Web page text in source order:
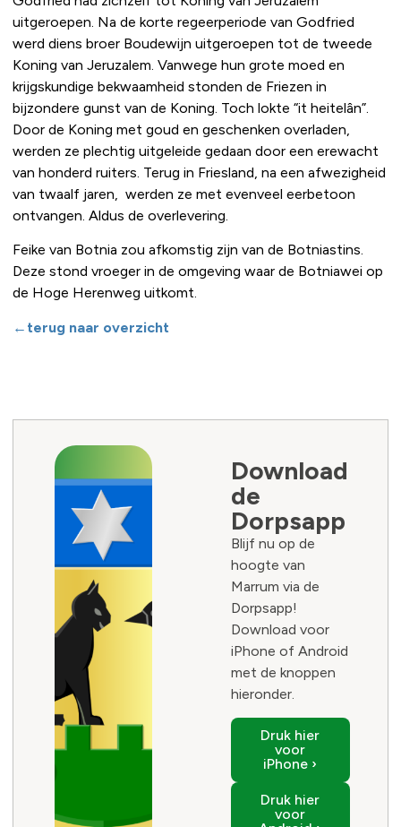
uitgeroepen. Na de korte regeerperiode van Godfried
werd diens broer Boudewijn uitgeroepen tot de tweede
Koning van Jeruzalem. Vanwege hun grote moed en
krijgskundige bekwaamheid stonden de Friezen in
bijzondere gunst van de Koning. Toch lokte “it heitelân”.
Door de Koning met goud en geschenken overladen,
werden ze plechtig uitgeleide gedaan door een erewacht
van honderd ruiters. Terug in Friesland, na een afwezigheid
van twaalf jaren, werden ze met evenveel eerbetoon
ontvangen. Aldus de overlevering.
Feike van Botnia zou afkomstig zijn van de Botniastins.
Deze stond vroeger in de omgeving waar de Botniawei op
de Hoge Herenweg uitkomt.
←terug naar overzicht
Download
de
Dorpsapp
Blijf nu op de
hoogte van
Marrum via de
Dorpsapp!
Download voor
iPhone of Android
met de knoppen
hieronder.
Druk hier
voor
iPhone ›
Druk hier
voor